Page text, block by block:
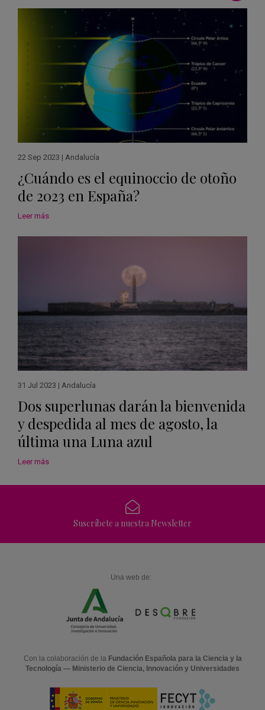
22 Sep 2023 | Andalucía
¿Cuándo es el equinoccio de otoño
de 2023 en España?
Leer más
31 Jul 2023 | Andalucía
Dos superlunas darán la bienvenida
y despedida al mes de agosto, la
última una Luna azul
Leer más
Suscríbete a nuestra Newsletter
Una web de:
Con la colaboración de la Fundación Española para la Ciencia y la
Tecnología — Ministerio de Ciencia, Innovación y Universidades